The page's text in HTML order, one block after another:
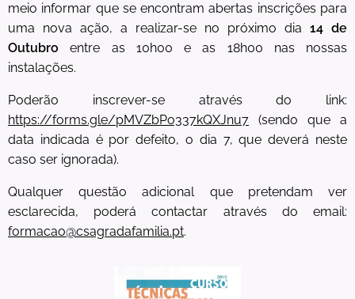
meio informar que se encontram abertas inscrições para
uma nova ação, a realizar-se no próximo dia 14 de
Outubro entre as 10h00 e as 18h00 nas nossas
instalações.
Poderão inscrever-se através do link:
https://forms.gle/pMVZbPo337kQXJnu7 (sendo que a
data indicada é por defeito, o dia 7, que deverá neste
caso ser ignorada).
Qualquer questão adicional que pretendam ver
esclarecida, poderá contactar através do email:
formacao@csagradafamilia.pt.